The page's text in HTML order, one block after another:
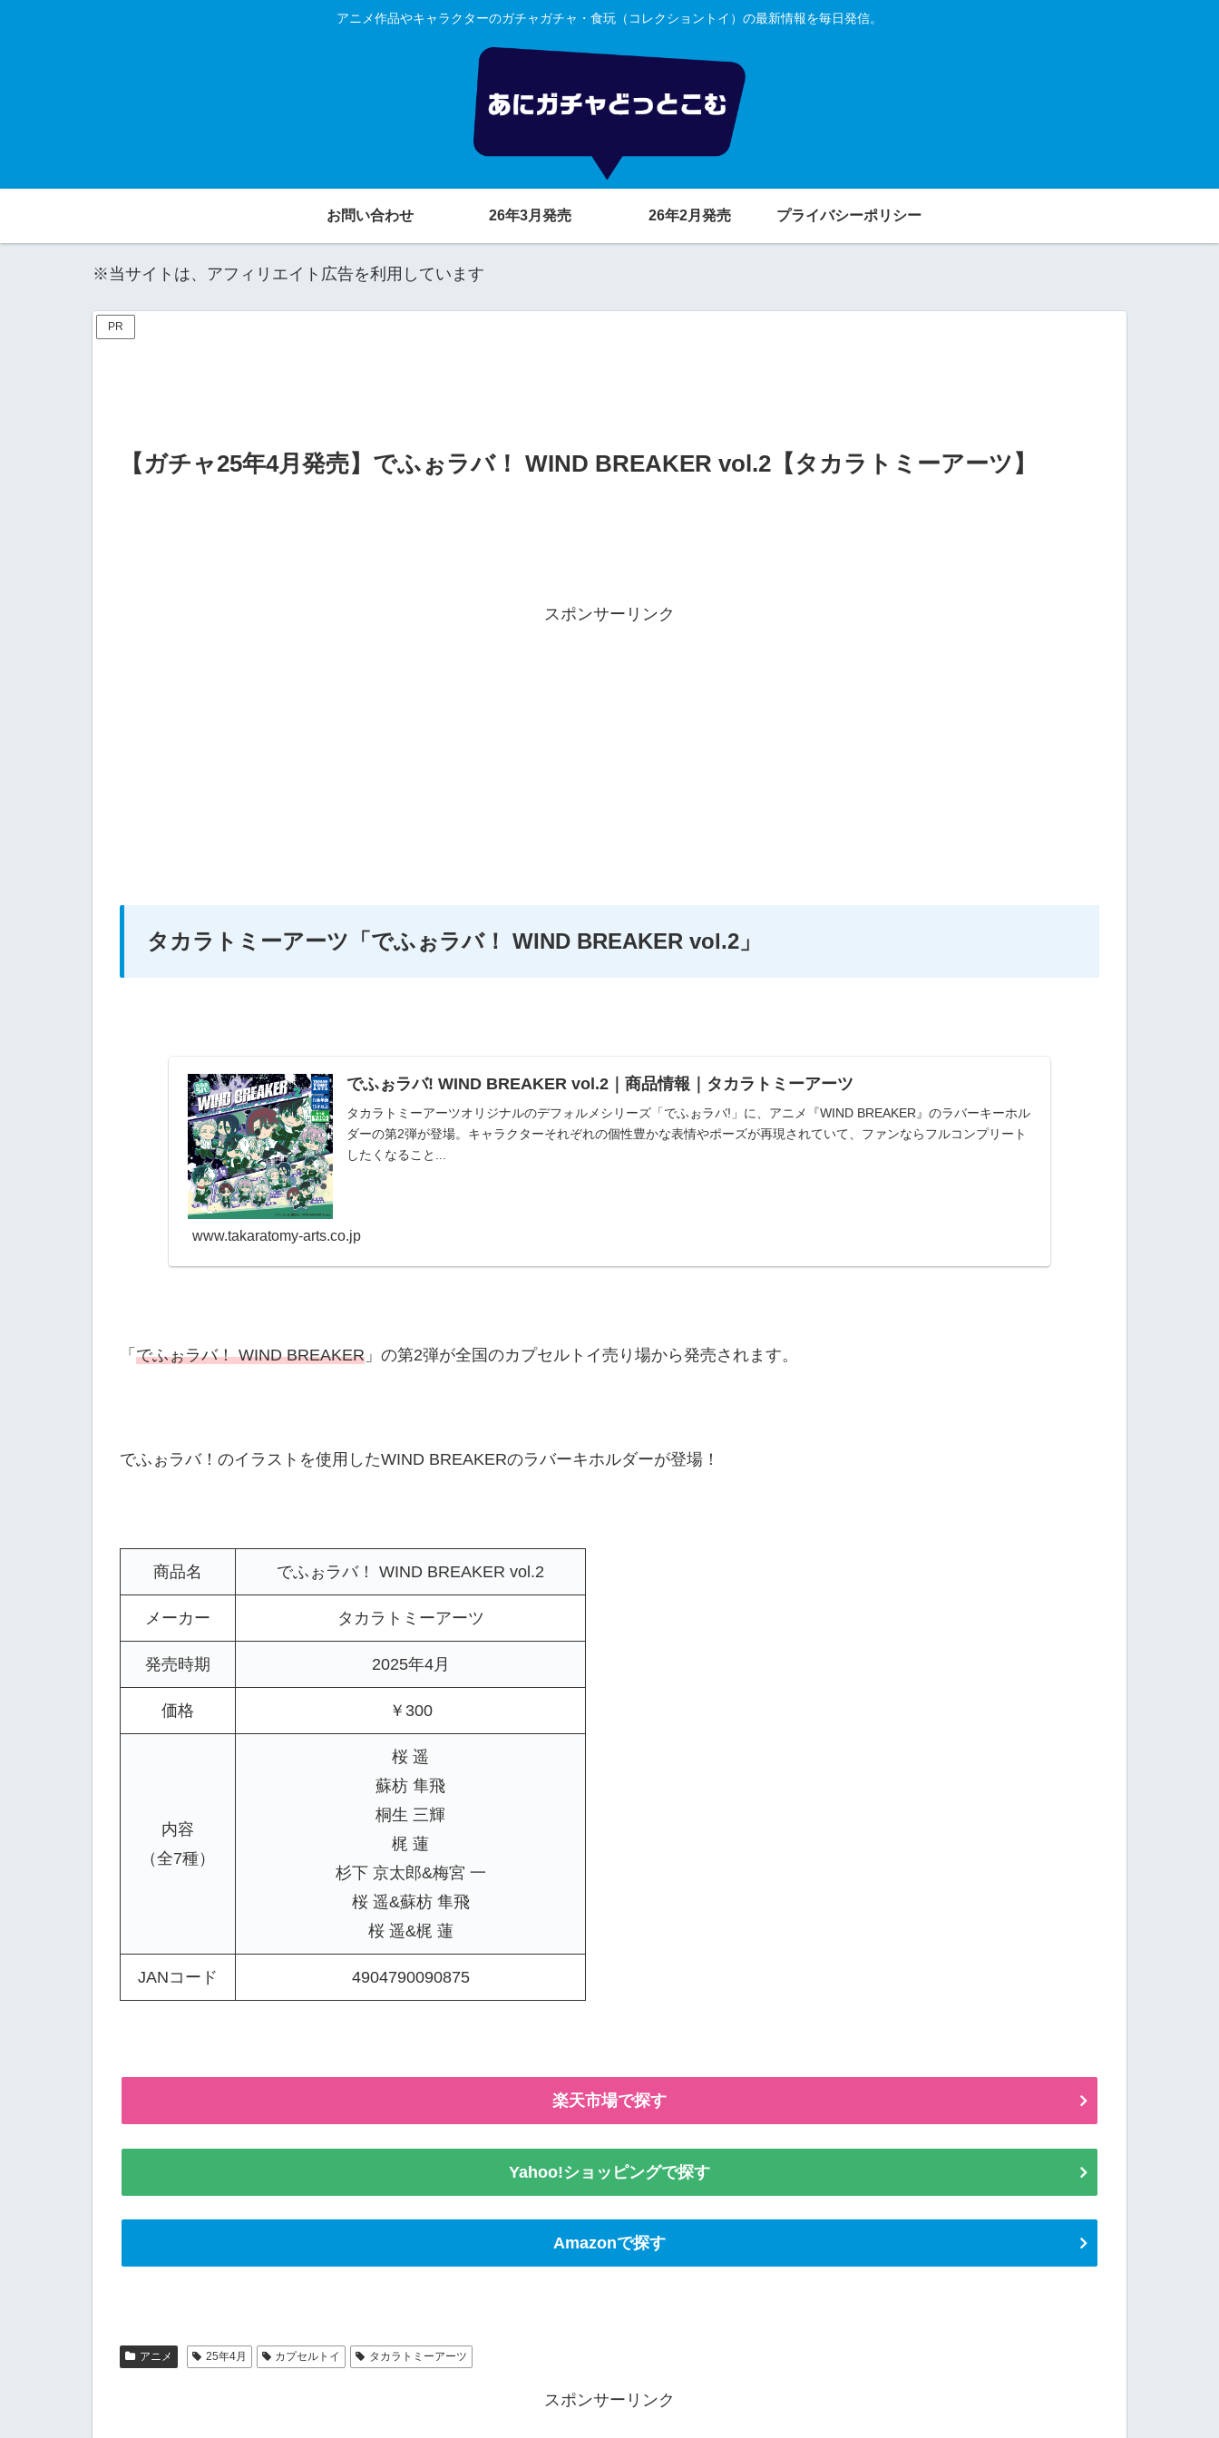
アニメ作品やキャラクターのガチャガチャ・食玩（コレクショントイ）の最新情報を毎日発信。
お問い合わせ 26年3月発売 26年2月発売 プライバシーポリシー
※当サイトは、アフィリエイト広告を利用しています
PR
【ガチャ25年4月発売】でふぉラバ！ WIND BREAKER vol.2【タカラトミーアーツ】
スポンサーリンク
タカラトミーアーツ 「でふぉラバ！ WIND BREAKER vol.2」
でふぉラバ! WIND BREAKER vol.2｜商品情報｜タカラトミーアーツ
タカラトミーアーツオリジナルのデフォルメシリーズ「でふぉラバ!」に、アニメ『WIND BREAKER』のラバーキーホル
ダーの第2弾が登場。キャラクターそれぞれの個性豊かな表情やポーズが再現されていて、ファンならフルコンプリート
したくなること...
www.takaratomy-arts.co.jp
「 でふぉラバ！ WIND BREAKER 」の第2弾が全国のカプセルトイ売り場から発売されます。
でふぉラバ！のイラストを使用したWIND BREAKERのラバーキホルダーが登場！
商品名 でふぉラバ！ WIND BREAKER vol.2
メーカー タカラトミーアーツ
発売時期 2025年4月
価格 ￥300
内容
（全7種）
桜 遥
蘇枋 隼飛
桐生 三輝
梶 蓮
杉下 京太郎&梅宮 一
桜 遥&蘇枋 隼飛
桜 遥&梶 蓮
JANコード 4904790090875
楽天市場で探す
Yahoo!ショッピングで探す
Amazonで探す
アニメ 25年4月 カプセルトイ タカラトミーアーツ
スポンサーリンク